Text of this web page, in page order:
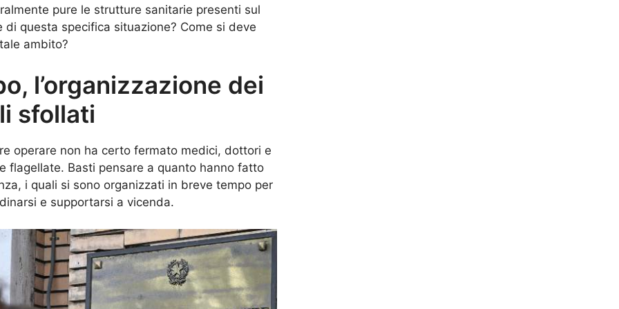
pure le strutture sanitarie presenti sul
questa specifica situazione? Come si deve
ambito?
l’organizzazione dei
sfollati
operare non ha certo fermato medici, dottori e
flagellate. Basti pensare a quanto hanno fatto
i quali si sono organizzati in breve tempo per
e supportarsi a vicenda.